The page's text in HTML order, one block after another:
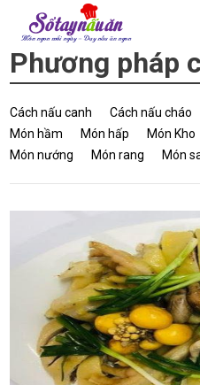
Phương pháp
Cách nấu canh Cách nấu cháo
Món hầm
Món hấp Món Kho
Món nướng
Món rang Món